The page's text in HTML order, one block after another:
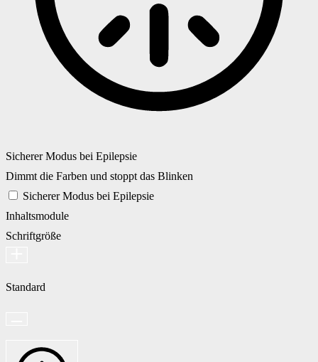
Sicherer Modus bei Epilepsie
Dimmt die Farben und stoppt das Blinken
Sicherer Modus bei Epilepsie
Inhaltsmodule
Schriftgröße
Standard